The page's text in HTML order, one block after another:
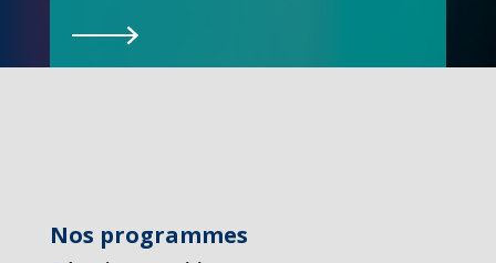
Nos programmes